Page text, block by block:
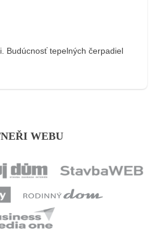
Budúcnosť tepelných čerpadiel
WEBU